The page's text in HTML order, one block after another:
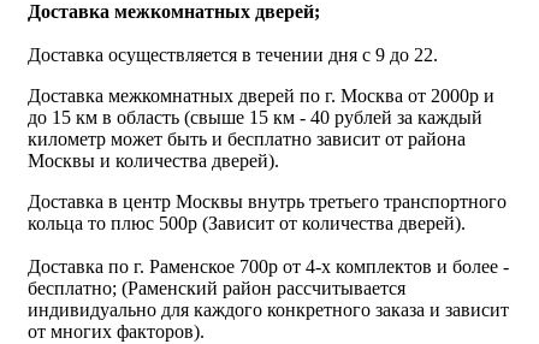
Доставка межкомнатных дверей;
Доставка осуществляется в течении дня с 9 до 22.
Доставка межкомнатных дверей по г. Москва от 2000р и
до 15 км в область (свыше 15 км - 40 рублей за каждый
километр может быть и бесплатно зависит от района
Москвы и количества дверей).
Доставка в центр Москвы внутрь третьего транспортного
кольца то плюс 500р (Зависит от количества дверей).
Доставка по г. Раменское 700р от 4-х комплектов и более -
бесплатно; (Раменский район рассчитывается
индивидуально для каждого конкретного заказа и зависит
от многих факторов).